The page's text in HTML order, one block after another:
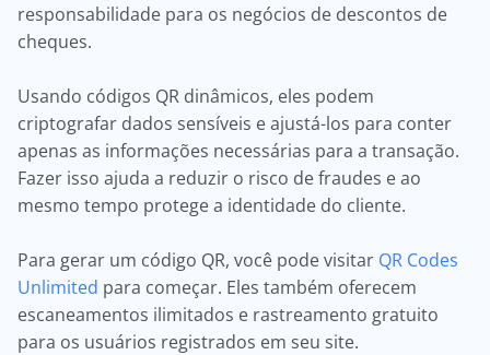
responsabilidade para os negócios de descontos de
cheques.
Usando códigos QR dinâmicos, eles podem
criptografar dados sensíveis e ajustá-los para conter
apenas as informações necessárias para a transação.
Fazer isso ajuda a reduzir o risco de fraudes e ao
mesmo tempo protege a identidade do cliente.
Para gerar um código QR, você pode visitar QR Codes
Unlimited para começar. Eles também oferecem
escaneamentos ilimitados e rastreamento gratuito
para os usuários registrados em seu site.